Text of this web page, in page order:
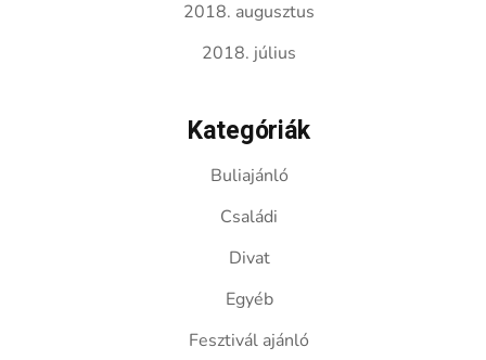
2018. augusztus
2018. július
Kategóriák
Buliajánló
Családi
Divat
Egyéb
Fesztivál ajánló